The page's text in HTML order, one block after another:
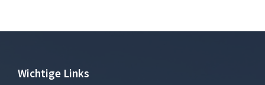
Wichtige Links